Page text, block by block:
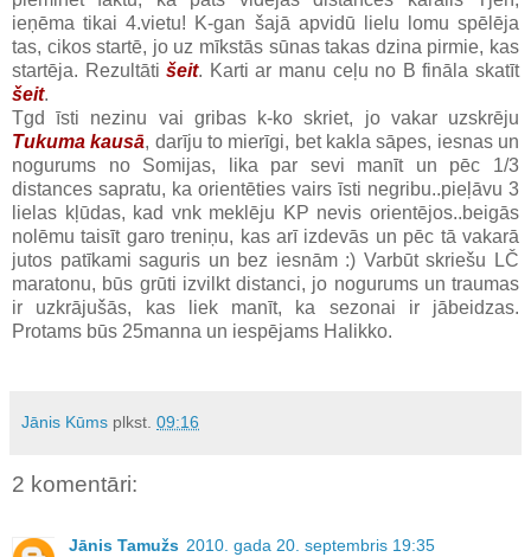
ieņēma tikai 4.vietu! K-gan šajā apvidū lielu lomu spēlēja
tas, cikos startē, jo uz mīkstās sūnas takas dzina pirmie, kas
startēja. Rezultātišeit. Karti ar manu ceļu no B fināla skatīt
šeit.
Tgd īsti nezinu vai gribas k-ko skriet, jo vakar uzskrēju
Tukuma kausā, darīju to mierīgi, bet kakla sāpes, iesnas un
nogurums no Somijas, lika par sevi manīt un pēc 1/3
distances sapratu, ka orientēties vairs īsti negribu..pieļāvu 3
lielas kļūdas, kad vnk meklēju KP nevis orientējos..beigās
nolēmu taisīt garo treniņu, kas arī izdevās un pēc tā vakarā
jutos patīkami saguris un bez iesnām :) Varbūt skriešu LČ
maratonu, būs grūti izvilkt distanci, jo nogurums un traumas
ir uzkrājušās, kas liek manīt, ka sezonai ir jābeidzas.
Protams būs 25manna un iespējams Halikko.
Jānis Kūms plkst. 09:16
2 komentāri:
Jānis Tamužs 2010. gada 20. septembris 19:35